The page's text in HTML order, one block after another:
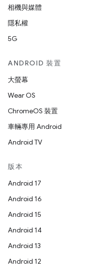
相機與媒體
隱私權
5G
ANDROID 裝置
大螢幕
Wear OS
ChromeOS 裝置
車輛專用 Android
Android TV
版本
Android 17
Android 16
Android 15
Android 14
Android 13
Android 12